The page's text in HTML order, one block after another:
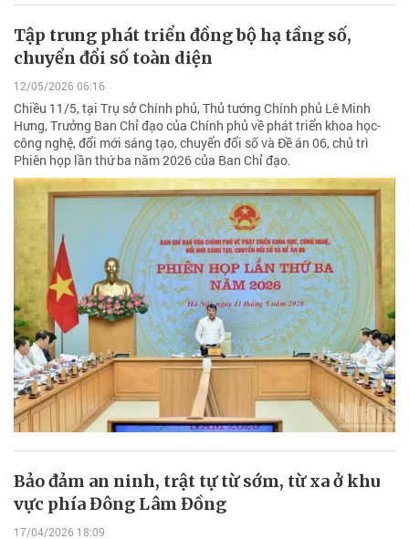
Tập trung phát triển đồng bộ hạ tầng số,
chuyển đổi số toàn diện
12/05/2026 06:16
Chiều 11/5, tại Trụ sở Chính phủ, Thủ tướng Chính phủ Lê Minh
Hưng, Trưởng Ban Chỉ đạo của Chính phủ về phát triển khoa học-
công nghệ, đổi mới sáng tạo, chuyển đổi số và Đề án 06, chủ trì
Phiên họp lần thứ ba năm 2026 của Ban Chỉ đạo.
Bảo đảm an ninh, trật tự từ sớm, từ xa ở khu
vực phía Đông Lâm Đồng
17/04/2026 18:09